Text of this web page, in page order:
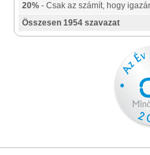
20% - Csak az számít, hogy
Összesen 1954 szavazat